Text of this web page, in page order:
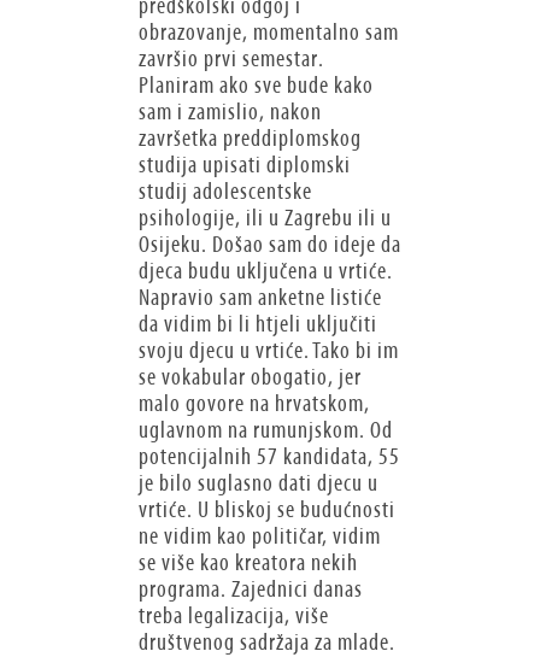
obrazovanje, momentalno sam
završio prvi semestar.
Planiram ako sve bude kako
sam i zamislio, nakon
završetka preddiplomskog
studija upisati diplomski
studij adolescentske
psihologije, ili u Zagrebu ili u
Osijeku. Došao sam do ideje da
djeca budu uključena u vrtiće.
Napravio sam anketne listiće
da vidim bi li htjeli uključiti
svoju djecu u vrtiće. Tako bi im
se vokabular obogatio, jer
malo govore na hrvatskom,
uglavnom na rumunjskom. Od
potencijalnih 57 kandidata, 55
je bilo suglasno dati djecu u
vrtiće. U bliskoj se budućnosti
ne vidim kao političar, vidim
se više kao kreatora nekih
programa. Zajednici danas
treba legalizacija, više
društvenog sadržaja za mlade.